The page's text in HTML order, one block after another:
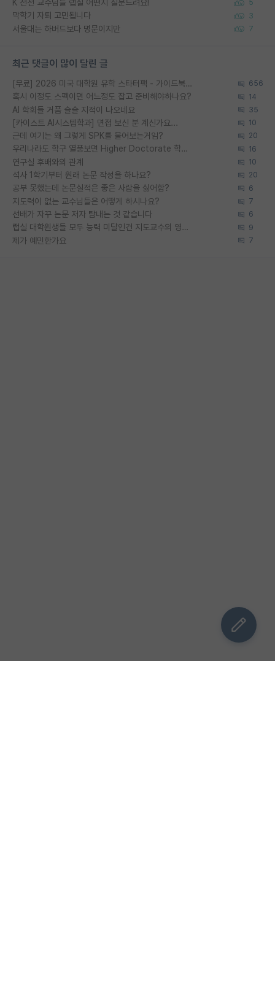
K 전전 교수님들 랩실 어떤지 질문드려요! 5
막학기 자퇴 고민됩니다 3
서울대는 하버드보다 명문이지만 7
최근 댓글이 많이 달린 글
[무료] 2026 미국 대학원 유학 스타터팩 - 가이드북 & 합격자 컨택메일 템플릿 656
혹시 이정도 스펙이면 어느정도 잡고 준비해야하나요? 14
AI 학회들 거품 슬슬 지적이 나오네요 35
[카이스트 AI시스템학과] 면접 보신 분 계신가요... 10
근데 여기는 왜 그렇게 SPK를 물어보는거임? 20
우리나라도 학구 열풍보면 Higher Doctorate 학위가 필요하다고 봅니다. 16
연구실 후배와의 관계 10
석사 1학기부터 원래 논문 작성을 하나요? 20
공부 못했는데 논문실적은 좋은 사람을 싫어함? 6
지도력이 없는 교수님들은 어떻게 하시나요? 7
선배가 자꾸 논문 저자 탐내는 것 같습니다 6
랩실 대학원생들 모두 능력 미달인건 지도교수의 영향 아닌가? 9
제가 예민한가요 7